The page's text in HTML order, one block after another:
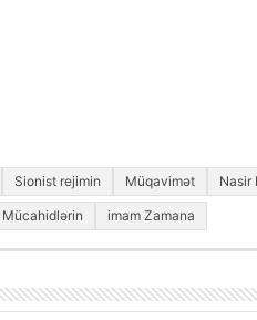
Sionist rejimin Müqavimət Nasir
Mücahidlərin imam Zamana